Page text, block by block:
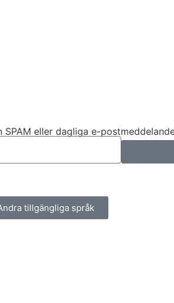
eller dagliga e-
tillgängliga språk